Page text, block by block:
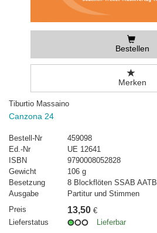
Bestellen
Merken
Tiburtio Massaino
Canzona 24
Bestell-Nr
459098
Ed.-Nr
UE 12641
ISBN
9790008052828
Gewicht
106 g
Besetzung
8 Blockflöten SSAB AATB
Ausgabe
Partitur und Stimmen
Preis
13,50 €
Lieferstatus
Lieferbar